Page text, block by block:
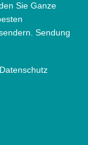
Sie Ganze
Sendung
Datenschutz